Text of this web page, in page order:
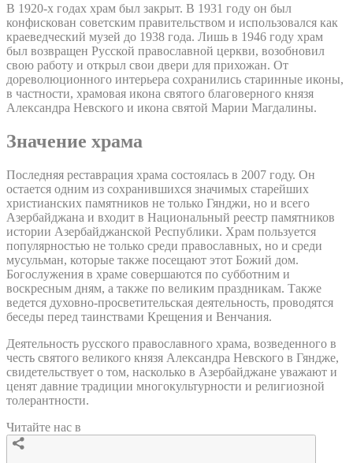
В 1920-х годах храм был закрыт. В 1931 году он был
конфискован советским правительством и использовался как
краеведческий музей до 1938 года. Лишь в 1946 году храм
был возвращен Русской православной церкви, возобновил
свою работу и открыл свои двери для прихожан. От
дореволюционного интерьера сохранились старинные иконы,
в частности, храмовая икона святого благоверного князя
Александра Невского и икона святой Марии Магдалины.
Значение храма
Последняя реставрация храма состоялась в 2007 году. Он
остается одним из сохранившихся значимых старейших
христианских памятников не только Гянджи, но и всего
Азербайджана и входит в Национальный реестр памятников
истории Азербайджанской Республики. Храм пользуется
популярностью не только среди православных, но и среди
мусульман, которые также посещают этот Божий дом.
Богослужения в храме совершаются по субботним и
воскресным дням, а также по великим праздникам. Также
ведется духовно-просветительская деятельность, проводятся
беседы перед таинствами Крещения и Венчания.
Деятельность русского православного храма, возведенного в
честь святого великого князя Александра Невского в Гяндже,
свидетельствует о том, насколько в Азербайджане уважают и
ценят давние традиции многокультурности и религиозной
толерантности.
Читайте нас в